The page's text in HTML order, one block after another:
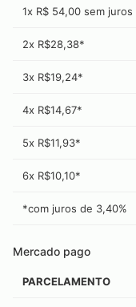
1x R$ 54,00 sem juros
2x R$28,38*
3x R$19,24*
4x R$14,67*
5x R$11,93*
6x R$10,10*
*com juros de 3,40%
Mercado pago
PARCELAMENTO